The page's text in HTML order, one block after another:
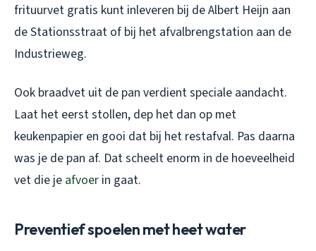
frituurvet gratis kunt inleveren bij de Albert Heijn aan
de Stationsstraat of bij het afvalbrengstation aan de
Industrieweg.
Ook braadvet uit de pan verdient speciale aandacht.
Laat het eerst stollen, dep het dan op met
keukenpapier en gooi dat bij het restafval. Pas daarna
was je de pan af. Dat scheelt enorm in de hoeveelheid
vet die je afvoer in gaat.
Preventief spoelen met heet water